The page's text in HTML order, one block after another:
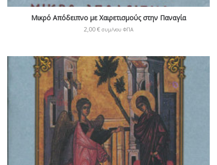
Μικρό Απόδειπνο με Χαιρετισμούς στην Παναγία
2,00€ συμ/νου ΦΠΑ